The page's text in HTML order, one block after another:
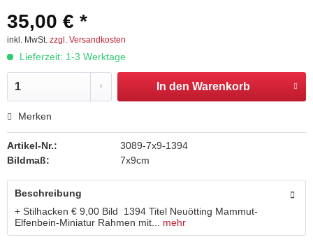
35,00 € *
inkl. MwSt. zzgl. Versandkosten
Lieferzeit: 1-3 Werktage
In den Warenkorb
Merken
Artikel-Nr.:
3089-7x9-1394
Bildmaß:
7x9cm
Beschreibung
+ Stilhacken € 9,00 Bild 1394 Titel Neuötting Mammut-
Elfenbein-Miniatur Rahmen mit...
mehr